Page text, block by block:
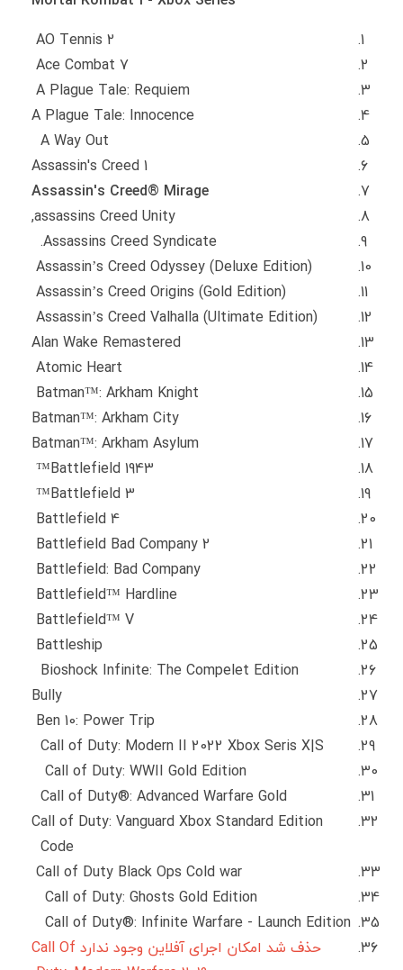
AO Tennis 2
Ace Combat 7
A Plague Tale: Requiem
A Plague Tale: Innocence
A Way Out
Assassin's Creed 1
Assassin's Creed® Mirage
assassins Creed Unity,
Assassins Creed Syndicate.
Assassin’s Creed Odyssey (Deluxe Edition)
Assassin’s Creed Origins (Gold Edition)
Assassin’s Creed Valhalla (Ultimate Edition)
Alan Wake Remastered
Atomic Heart
Batman™: Arkham Knight
Batman™: Arkham City
Batman™: Arkham Asylum
Battlefield 1943™
Battlefield 3™
Battlefield 4
Battlefield Bad Company 2
Battlefield: Bad Company
Battlefield™ Hardline
Battlefield™ V
Battleship
Bioshock Infinite: The Compelet Edition
Bully
Ben 10: Power Trip
Call of Duty: Modern II 2022 Xbox Seris X|S
Call of Duty: WWII Gold Edition
Call of Duty®: Advanced Warfare Gold
Call of Duty: Vanguard Xbox Standard Edition
Code
Call of Duty Black Ops Cold war
Call of Duty: Ghosts Gold Edition
Call of Duty®: Infinite Warfare - Launch Edition
حذف شد امکان اجرای آفلاین وجود ندارد Call Of